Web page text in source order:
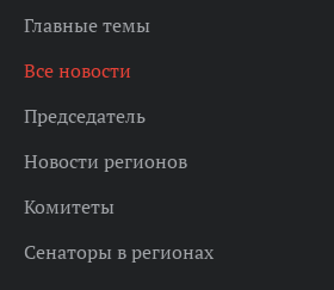
Главные темы
Все новости
Председатель
Новости регионов
Комитеты
Сенаторы в регионах